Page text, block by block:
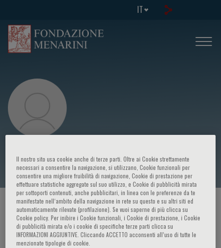
IT
Aldo Morrone
HOME PAGE / CORSI ED EVENTI / RELATORE
Il nostro sito usa cookie anche di terze parti. Oltre ai Cookie strettamente
necessari a consentire la navigazione, si utilizzano, Cookie funzionali per
consentire una migliore fruibilità di navigazione, Cookie di prestazione per
effettuare statistiche aggregate sul suo utilizzo, e Cookie di pubblicità mirata
per sottoporti contenuti, anche pubblicitari, in linea con le preferenze da te
manifestate nell‘ambito della navigazione in rete su questo e su altri siti ed
automaticamente rilevate (profilazione). Se vuoi saperne di più clicca su
Cookie policy. Per inibire i Cookie funzionali, i Cookie di prestazione, i Cookie
di pubblicità mirata e/o i cookie di specifiche terze parti clicca su
INFORMAZIONI AGGIUNTIVE. Cliccando ACCETTO acconsenti all’uso di tutte le
menzionate tipologie di cookie.